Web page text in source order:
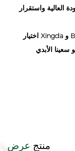
العالية واستقرار
اختيار Xingda و Borui هو اختيار جودة غير عادية. الشركة على
منتج عرض